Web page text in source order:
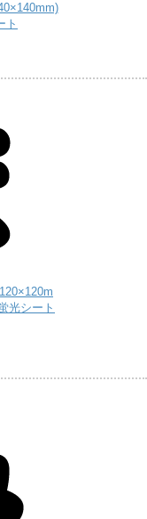
ト
光シート